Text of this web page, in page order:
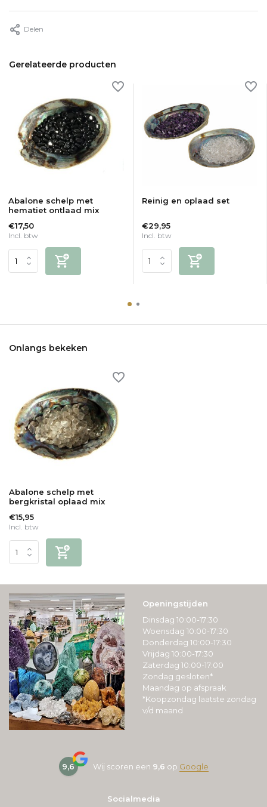
Delen
Gerelateerde producten
Abalone schelp met
hematiet ontlaad mix
€17,50
Incl. btw
Reinig en oplaad set
€29,95
Incl. btw
Onlangs bekeken
Abalone schelp met
bergkristal oplaad mix
€15,95
Incl. btw
Openingstijden
Dinsdag 10:00-17:30
Woensdag 10:00-17:30
Donderdag 10:00-17:30
Vrijdag 10:00-17:30
Zaterdag 10:00-17:00
Zondag gesloten*
Maandag op afspraak
*Koopzondag laatste zondag
v/d maand
9,6 Wij scoren een 9,6 op Google
Socialmedia